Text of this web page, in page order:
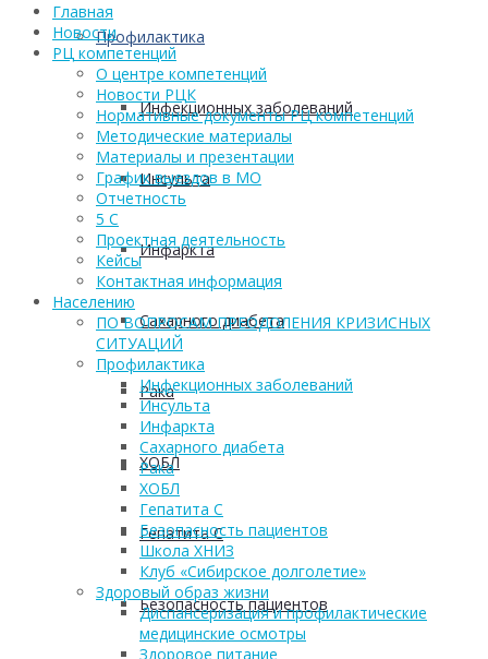
Профилактика
Инфекционных заболеваний
Инсульта
Инфаркта
Сахарного диабета
Рака
ХОБЛ
Гепатита С
Безопасность пациентов
Главная
Новости
РЦ компетенций
О центре компетенций
Новости РЦК
Нормативные документы РЦ компетенций
Методические материалы
Материалы и презентации
График выездов в МО
Отчетность
5 С
Проектная деятельность
Кейсы
Контактная информация
Населению
ПО ВОПРОСАМ ПРЕОДОЛЕНИЯ КРИЗИСНЫХ
СИТУАЦИЙ
Профилактика
Инфекционных заболеваний
Инсульта
Инфаркта
Сахарного диабета
Рака
ХОБЛ
Гепатита С
Безопасность пациентов
Школа ХНИЗ
Клуб «Сибирское долголетие»
Здоровый образ жизни
Диспансеризация и профилактические
медицинские осмотры
Здоровое питание